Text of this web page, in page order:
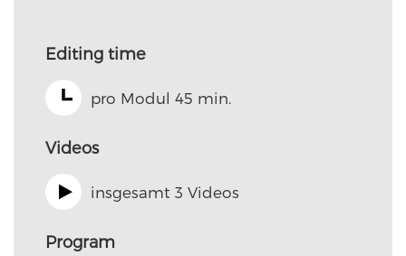
Editing time
pro Modul 45 min.
Videos
insgesamt 3 Videos
Program